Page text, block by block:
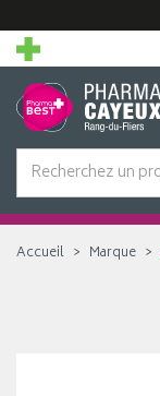
Accueil Marque